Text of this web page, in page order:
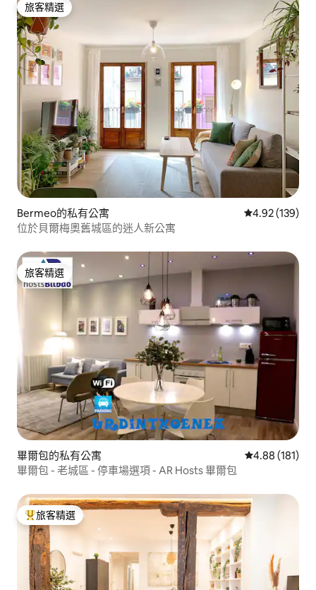
旅客精選
旅客精選
Bermeo的私有公寓 從 139 則評價
4.92 (139)
位於貝爾梅奧舊城區的迷人新公寓
旅客精選
旅客精選
畢爾包的私有公寓 從 181 則評價
4.88 (181)
畢爾包 - 老城區 - 停車場選項 - AR Hosts 畢爾包
旅客精選榜首
旅客精選